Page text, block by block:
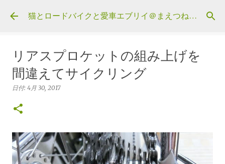
スキップしてメイン コンテンツに移動
リアスプロケットの組み上げを
間違えてサイクリング
日付: 4月 30, 2017